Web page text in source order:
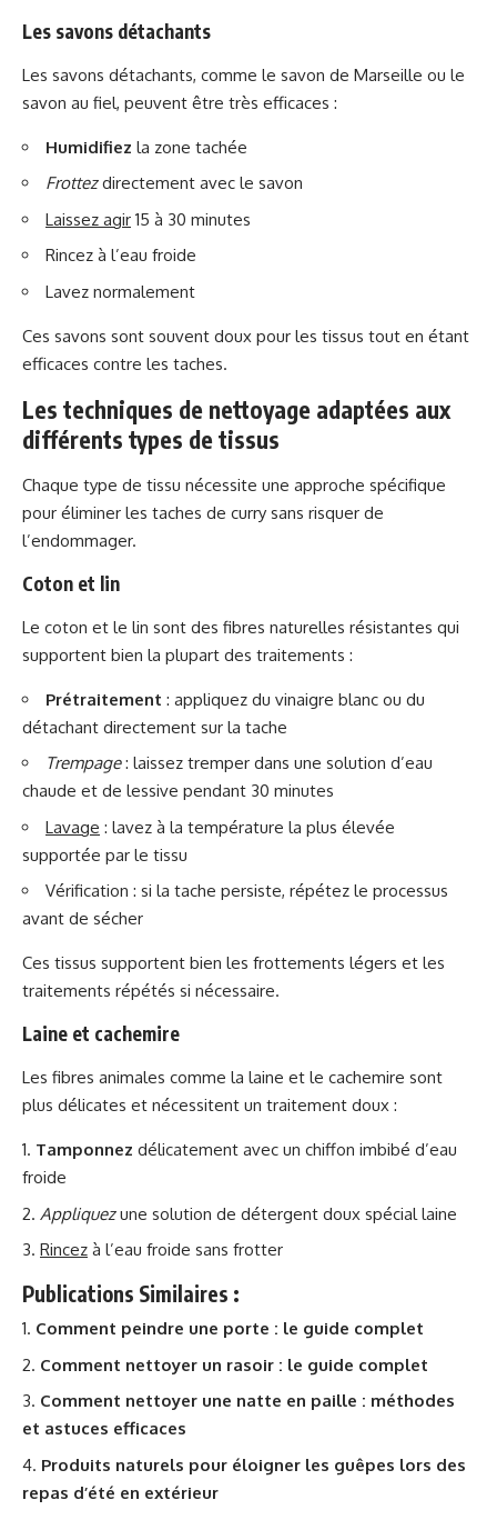
Les savons détachants
Les savons détachants, comme le savon de Marseille ou le
savon au fiel, peuvent être très efficaces :
Humidifiez la zone tachée
Frottezdirectement avec le savon
Laissez agir 15 à 30 minutes
Rincez à l’eau froide
Lavez normalement
Ces savons sont souvent doux pour les tissus tout en étant
efficaces contre les taches.
Les techniques de nettoyage adaptées aux
différents types de tissus
Chaque type de tissu nécessite une approche spécifique
pour éliminer les taches de curry sans risquer de
l’endommager.
Coton et lin
Le coton et le lin sont des fibres naturelles résistantes qui
supportent bien la plupart des traitements :
Prétraitement : appliquez du vinaigre blanc ou du
détachant directement sur la tache
Trempage: laissez tremper dans une solution d’eau
chaude et de lessive pendant 30 minutes
Lavage : lavez à la température la plus élevée
supportée par le tissu
Vérification : si la tache persiste, répétez le processus
avant de sécher
Ces tissus supportent bien les frottements légers et les
traitements répétés si nécessaire.
Laine et cachemire
Les fibres animales comme la laine et le cachemire sont
plus délicates et nécessitent un traitement doux :
Tamponnez délicatement avec un chiffon imbibé d’eau
froide
Appliquezune solution de détergent doux spécial laine
Rincez à l’eau froide sans frotter
Publications Similaires :
Comment peindre une porte : le guide complet
Comment nettoyer un rasoir : le guide complet
Comment nettoyer une natte en paille : méthodes
et astuces efficaces
Produits naturels pour éloigner les guêpes lors des
repas d’été en extérieur